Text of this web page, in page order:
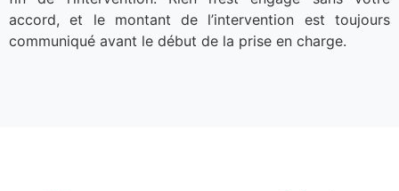
accord, et le montant de l’intervention est toujours
communiqué avant le début de la prise en charge.